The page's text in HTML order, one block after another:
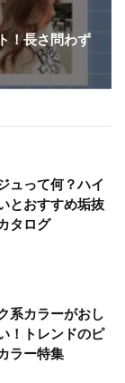
！長さ問わず
ュって何？ハイ
とおすすめ垢抜
タログ
系カラーがおし
！トレンドのピ
ラー特集